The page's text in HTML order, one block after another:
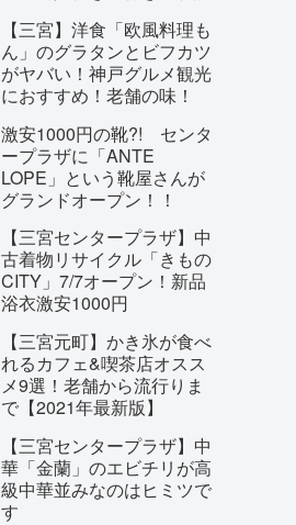
【三宮】洋食「欧風料理も
ん」のグラタンとビフカツ
がヤバい！神戸グルメ観光
におすすめ！老舗の味！
激安1000円の靴?! センタ
ープラザに「ANTE
LOPE」という靴屋さんが
グランドオープン！！
【三宮センタープラザ】中
古着物リサイクル「きもの
CITY」7/7オープン！新品
浴衣激安1000円
【三宮元町】かき氷が食べ
れるカフェ&喫茶店オスス
メ9選！老舗から流行りま
で【2021年最新版】
【三宮センタープラザ】中
華「金蘭」のエビチリが高
級中華並みなのはヒミツで
す